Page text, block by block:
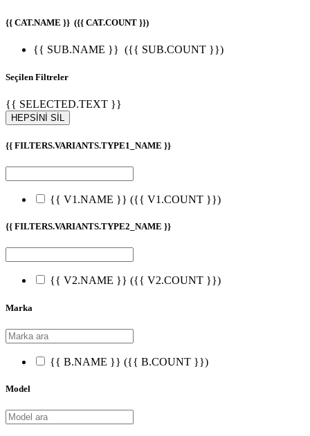
{{ CAT.NAME }} ({{ CAT.COUNT }})
{{ SUB.NAME }} ({{ SUB.COUNT }})
Seçilen Filtreler
{{ SELECTED.TEXT }}
HEPSİNİ SİL
{{ FILTERS.VARIANTS.TYPE1_NAME }}
{{ V1.NAME }} ({{ V1.COUNT }})
{{ FILTERS.VARIANTS.TYPE2_NAME }}
{{ V2.NAME }} ({{ V2.COUNT }})
Marka
{{ B.NAME }} ({{ B.COUNT }})
Model